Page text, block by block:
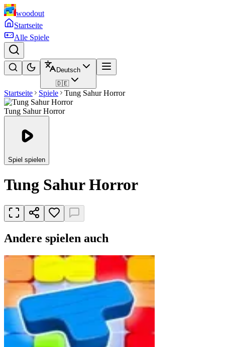
woodout
Startseite
Alle Spiele
Deutsch
🇩🇪
Startseite Spiele Tung Sahur Horror
Tung Sahur Horror
Spiel spielen
Tung Sahur Horror
Andere spielen auch